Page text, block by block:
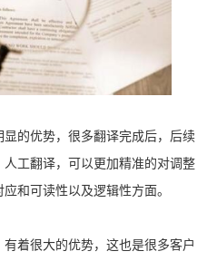
的优势，很多翻译完成后，后续
工翻译，可以更加精准的对调整
和可读性以及逻辑性方面。
着很大的优势，这也是很多客户